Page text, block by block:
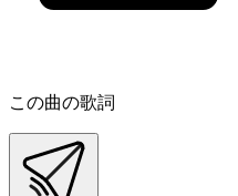
この曲の歌詞